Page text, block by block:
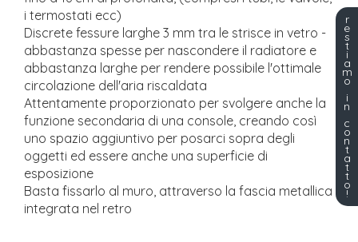
i termostati ecc)
Discrete fessure larghe 3 mm tra le strisce in vetro -
abbastanza spesse per nascondere il radiatore e
abbastanza larghe per rendere possibile l'ottimale
circolazione dell'aria riscaldata
Attentamente proporzionato per svolgere anche la
funzione secondaria di una console, creando così
uno spazio aggiuntivo per posarci sopra degli
oggetti ed essere anche una superficie di
esposizione
Basta fissarlo al muro, attraverso la fascia metallica
integrata nel retro
r
e
s
t
i
a
m
o
i
n
c
o
n
t
a
t
t
o
!